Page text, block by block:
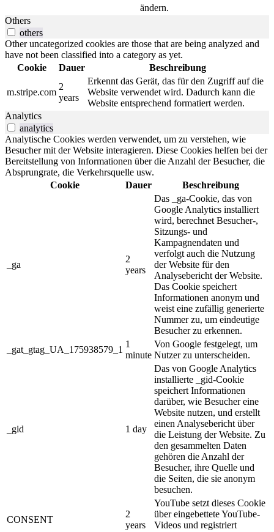
ändern.
Others
others
Other uncategorized cookies are those that are being analyzed and
have not been classified into a category as yet.
Cookie
Dauer Beschreibung
m.stripe.com
2
years
Erkennt das Gerät, das für den Zugriff auf die
Website verwendet wird. Dadurch kann die
Website entsprechend formatiert werden.
Analytics
analytics
Analytische Cookies werden verwendet, um zu verstehen, wie
Besucher mit der Website interagieren. Diese Cookies helfen bei der
Bereitstellung von Informationen über die Anzahl der Besucher, die
Absprungrate, die Verkehrsquelle usw.
Cookie
Dauer Beschreibung
_ga
2
years
Das _ga-Cookie, das von
Google Analytics installiert
wird, berechnet Besucher-,
Sitzungs- und
Kampagnendaten und
verfolgt auch die Nutzung
der Website für den
Analysebericht der Website.
Das Cookie speichert
Informationen anonym und
weist eine zufällig generierte
Nummer zu, um eindeutige
Besucher zu erkennen.
_gat_gtag_UA_175938579_1
1
minute
Von Google festgelegt, um
Nutzer zu unterscheiden.
_gid 1 day
Das von Google Analytics
installierte _gid-Cookie
speichert Informationen
darüber, wie Besucher eine
Website nutzen, und erstellt
einen Analysebericht über
die Leistung der Website. Zu
den gesammelten Daten
gehören die Anzahl der
Besucher, ihre Quelle und
die Seiten, die sie anonym
besuchen.
CONSENT
2
years
YouTube setzt dieses Cookie
über eingebettete YouTube-
Videos und registriert